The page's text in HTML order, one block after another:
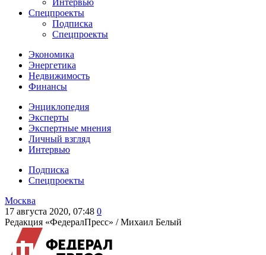
Интервью
Спецпроекты
Подписка
Спецпроекты
Экономика
Энергетика
Недвижимость
Финансы
Энциклопедия
Эксперты
Экспертные мнения
Личный взгляд
Интервью
Подписка
Спецпроекты
Москва
17 августа 2020, 07:48 0
Редакция «ФедералПресс» /Михаил Белый